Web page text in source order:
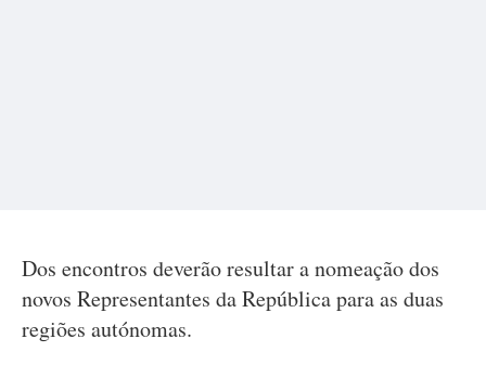
Dos encontros deverão resultar a nomeação dos
novos Representantes da República para as duas
regiões autónomas.